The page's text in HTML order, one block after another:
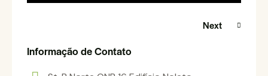
Next
Informação de Contato